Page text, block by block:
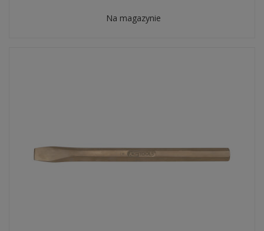
Na magazynie